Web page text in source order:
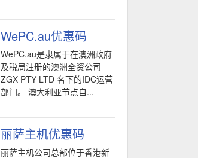
WePC.au优惠码
WePC.au是隶属于在澳洲政府
及税局注册的澳洲全资公司
ZGX PTY LTD 名下的IDC运营
部门。 澳大利亚节点自...
丽萨主机优惠码
丽萨主机公司总部位于香港新